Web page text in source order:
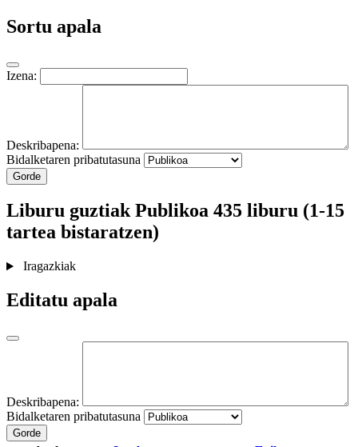
Sortu apala
Izena:
Deskribapena:
Bidalketaren pribatutasuna
Gorde
Liburu guztiakPublikoa 435 liburu (1-15
tartea bistaratzen)
Iragazkiak
Editatu apala
Deskribapena:
Bidalketaren pribatutasuna
Gorde